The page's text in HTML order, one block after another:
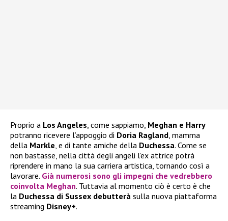
Proprio a Los Angeles, come sappiamo, Meghan e Harry
potranno ricevere l’appoggio di Doria Ragland, mamma
della Markle, e di tante amiche della Duchessa. Come se
non bastasse, nella città degli angeli l’ex attrice potrà
riprendere in mano la sua carriera artistica, tornando così a
lavorare. Già numerosi sono gli impegni che vedrebbero
coinvolta Meghan. Tuttavia al momento ciò è certo è che
la Duchessa di Sussex debutterà sulla nuova piattaforma
streaming Disney+.